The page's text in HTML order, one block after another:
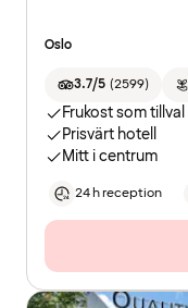
Oslo
3.7/5 (2599)
Frukost som tillval
Prisvärt hotell
Mitt i centrum
24 h reception